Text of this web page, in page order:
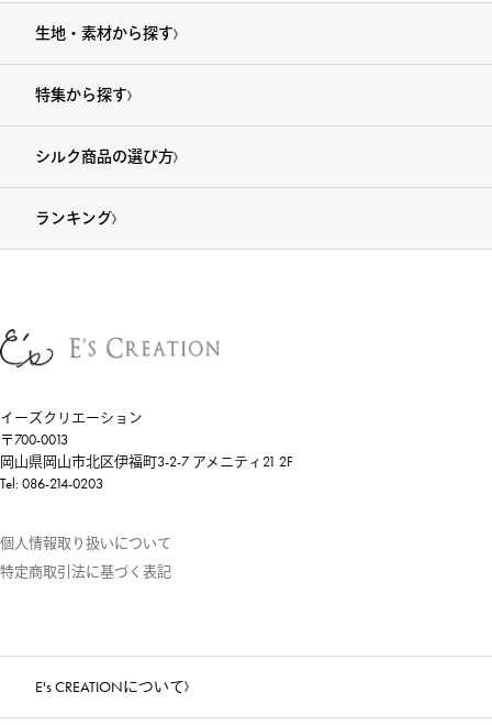
生地・素材から探す
特集から探す
シルク商品の選び方
ランキング
イーズクリエーション
〒700-0013
岡山県岡山市北区伊福町3-2-7 アメニティ21 2F
Tel: 086-214-0203
個人情報取り扱いについて
特定商取引法に基づく表記
E's CREATIONについて